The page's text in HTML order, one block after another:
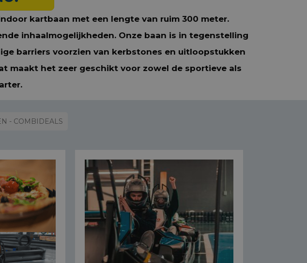
kartbaan met een lengte van ruim 300 meter.
inhaalmogelijkheden. Onze baan is in tegenstelling
barriers voorzien van kerbstones en uitloopstukken
maakt het zeer geschikt voor zowel de sportieve als
- COMBIDEALS